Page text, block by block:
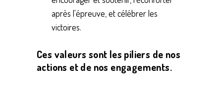
après l'épreuve, et célébrer les
victoires.
Ces valeurs sont les piliers de nos
actions et de nos engagements.